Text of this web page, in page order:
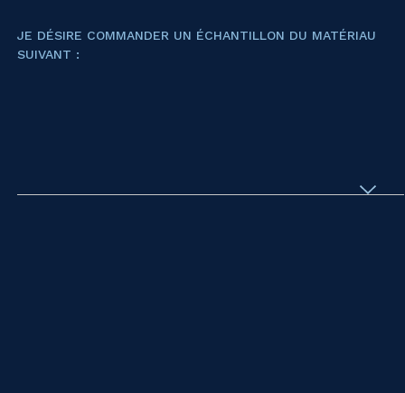
JE DÉSIRE COMMANDER UN ÉCHANTILLON DU MATÉRIAU
SUIVANT :